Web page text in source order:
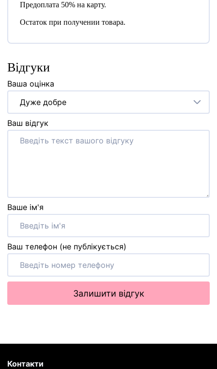
Предоплата 50% на карту.
Остаток при получении товара.
Відгуки
Ваша оцінка
Дуже добре
Ваш відгук
Ваше ім'я
Ваш телефон (не публікується)
Залишити відгук
Контакти